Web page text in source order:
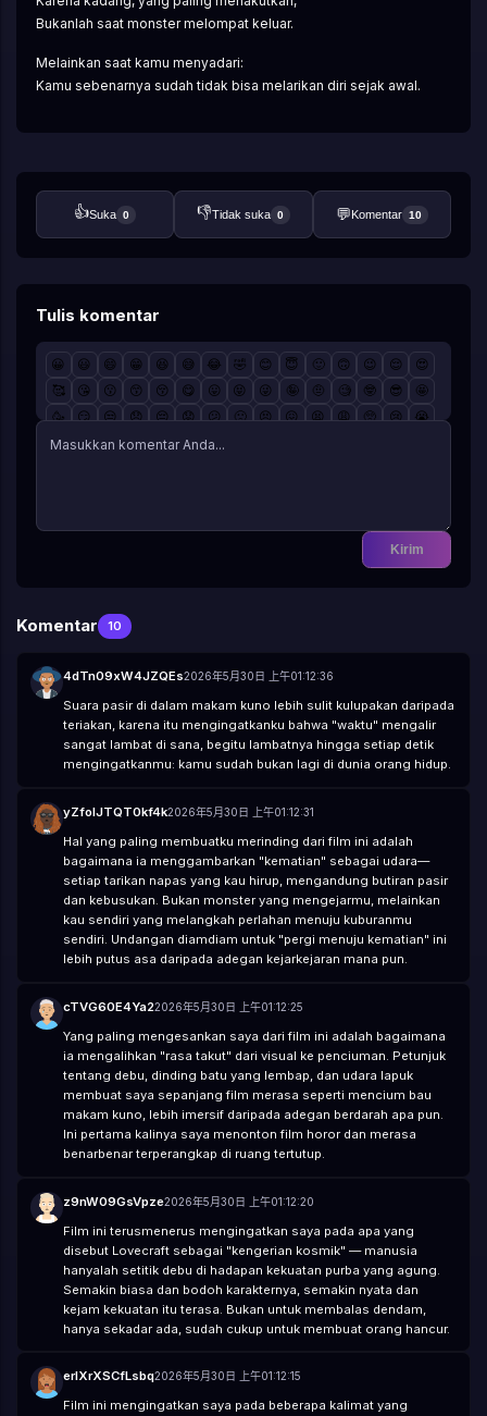
Bukanlah saat monster melompat keluar.
Melainkan saat kamu menyadari:
Kamu sebenarnya sudah tidak bisa melarikan diri sejak awal.
👍Suka 0 👎Tidak suka 0 💬 Komentar 10
Tulis komentar
😀 😃 😄 😁 😆 😅 😂 🤣 😊 😇 🙂 🙃 😉 😌
😍
🥰
😘 😗 😙 😚 😋 😛 😝 😜 🤪 🤨 🧐 🤓 😎
🤩
🥳
😏 😒 😞 😔 😟 😕 🙁 😣 😖 😫 😩 🥺 😢
😭
😤
😠 😡 🤬 🤯 😳 🥵
Kirim
Komentar 10
4dTn09xW4JZQEs2026年5月30日 上午01:12:36
Suara pasir di dalam makam kuno lebih sulit kulupakan daripada
teriakan, karena itu mengingatkanku bahwa "waktu" mengalir
sangat lambat di sana, begitu lambatnya hingga setiap detik
mengingatkanmu: kamu sudah bukan lagi di dunia orang hidup.
yZfoIJTQT0kf4k2026年5月30日 上午01:12:31
Hal yang paling membuatku merinding dari film ini adalah
bagaimana ia menggambarkan "kematian" sebagai udara—
setiap tarikan napas yang kau hirup, mengandung butiran pasir
dan kebusukan. Bukan monster yang mengejarmu, melainkan
kau sendiri yang melangkah perlahan menuju kuburanmu
sendiri. Undangan diamdiam untuk "pergi menuju kematian" ini
lebih putus asa daripada adegan kejarkejaran mana pun.
cTVG60E4Ya22026年5月30日 上午01:12:25
Yang paling mengesankan saya dari film ini adalah bagaimana
ia mengalihkan "rasa takut" dari visual ke penciuman. Petunjuk
tentang debu, dinding batu yang lembap, dan udara lapuk
membuat saya sepanjang film merasa seperti mencium bau
makam kuno, lebih imersif daripada adegan berdarah apa pun.
Ini pertama kalinya saya menonton film horor dan merasa
benarbenar terperangkap di ruang tertutup.
z9nW09GsVpze2026年5月30日 上午01:12:20
Film ini terusmenerus mengingatkan saya pada apa yang
disebut Lovecraft sebagai "kengerian kosmik" — manusia
hanyalah setitik debu di hadapan kekuatan purba yang agung.
Semakin biasa dan bodoh karakternya, semakin nyata dan
kejam kekuatan itu terasa. Bukan untuk membalas dendam,
hanya sekadar ada, sudah cukup untuk membuat orang hancur.
erlXrXSCfLsbq2026年5月30日 上午01:12:15
Film ini mengingatkan saya pada beberapa kalimat yang